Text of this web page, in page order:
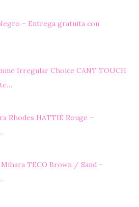
– Entrega gratuita con
Irregular Choice CANT TOUCH
Rhodes HATTIE Rouge –
TECO Brown / Sand –